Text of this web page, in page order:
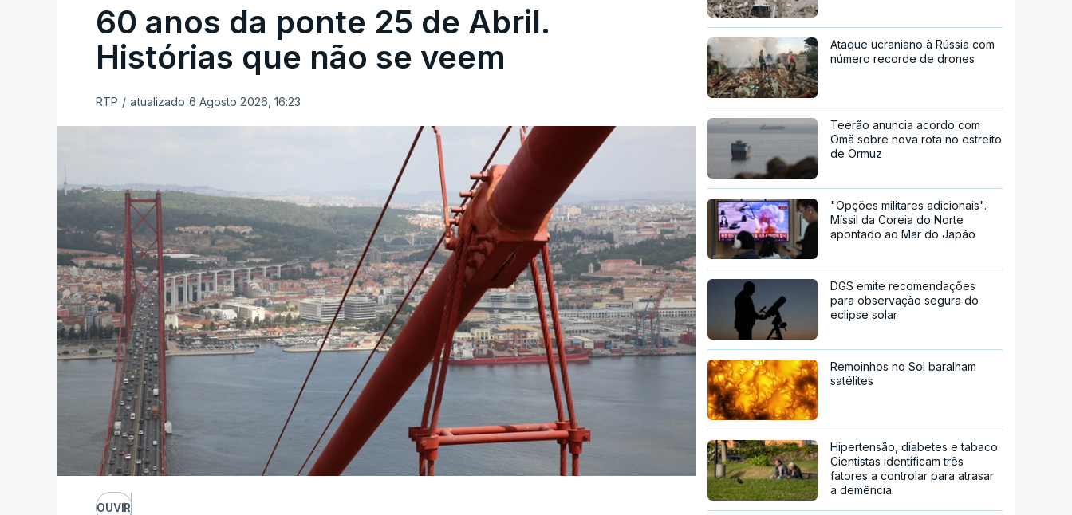
60 anos da ponte 25 de Abril.
Histórias que não se veem
RTP / atualizado 6 Agosto 2026, 16:23
OUVIR
Ataque ucraniano à Rússia com
número recorde de drones
Teerão anuncia acordo com
Omã sobre nova rota no estreito
de Ormuz
"Opções militares adicionais".
Míssil da Coreia do Norte
apontado ao Mar do Japão
DGS emite recomendações
para observação segura do
eclipse solar
Remoinhos no Sol baralham
satélites
Hipertensão, diabetes e tabaco.
Cientistas identificam três
fatores a controlar para atrasar
a demência